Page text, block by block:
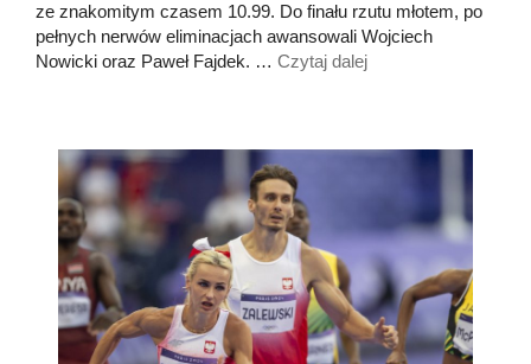
ze znakomitym czasem 10.99. Do finału rzutu młotem, po
pełnych nerwów eliminacjach awansowali Wojciech
Nowicki oraz Paweł Fajdek. … Czytaj dalej